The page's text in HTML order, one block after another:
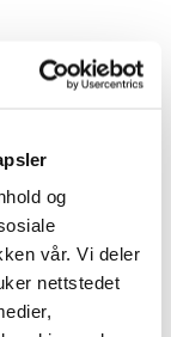
og
vår. Vi deler
nettstedet